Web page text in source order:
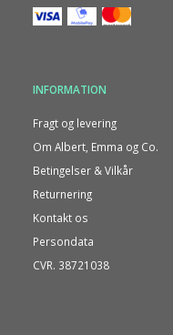
INFORMATION
Fragt og levering
Om Albert, Emma og Co.
Betingelser & Vilkår
Returnering
Kontakt os
Persondata
CVR. 38721038